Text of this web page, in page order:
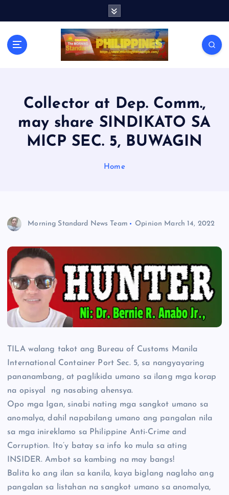
Collector at Dep. Comm.,
may share SINDIKATO SA
MICP SEC. 5, BUWAGIN
Home
Morning Standard News Team Opinion March 14, 2022
TILA walang takot ang Bureau of Customs Manila
International Container Port Sec. 5, sa nangyayaring
pananambang, at paglikida umano sa ilang mga korap
na opisyal ng nasabing ahensya.
Opo mga Igan, sinabi nating mga sangkot umano sa
anomalya, dahil napabilang umano ang pangalan nila
sa mga inireklamo sa Philippine Anti-Crime and
Corruption. Ito’y batay sa info ko mula sa ating
INSIDER. Ambot sa kambing na may bangs!
Balita ko ang ilan sa kanila, kaya biglang naglaho ang
pangalan sa listahan na sangkot umano sa anomalya,